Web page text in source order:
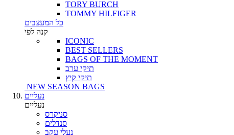
TORY BURCH
TOMMY HILFIGER
כל המעצבים
קנה לפי
ICONIC
BEST SELLERS
BAGS OF THE MOMENT
תיקי ערב
תיקי קיץ
NEW SEASON BAGS
נעליים
נעליים
סניקרס
סנדלים
נעלי עקב